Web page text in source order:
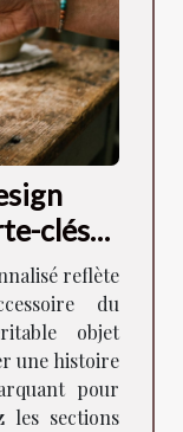
clés
reflète
du
objet
une histoire
pour
les sections